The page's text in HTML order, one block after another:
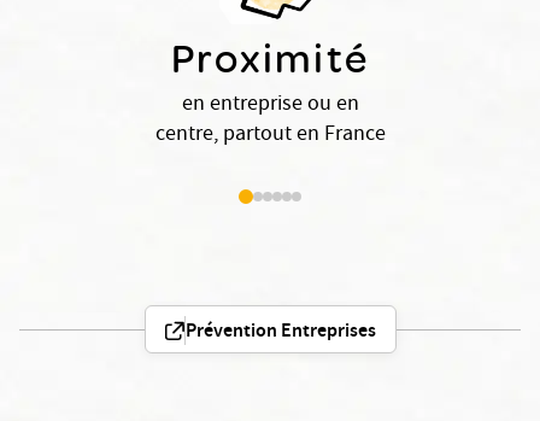
Proximité
en entreprise ou en
centre, partout en France
Prévention Entreprises